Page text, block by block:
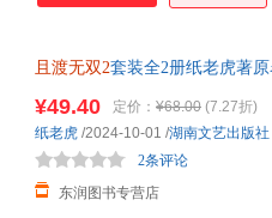
且渡无双2套装全2册纸老虎著
¥49.40 定价： ¥68.00 (7.27折)
东润图书专营店
2条评论
纸老虎 /2024-10-01 /湖南文艺出版社